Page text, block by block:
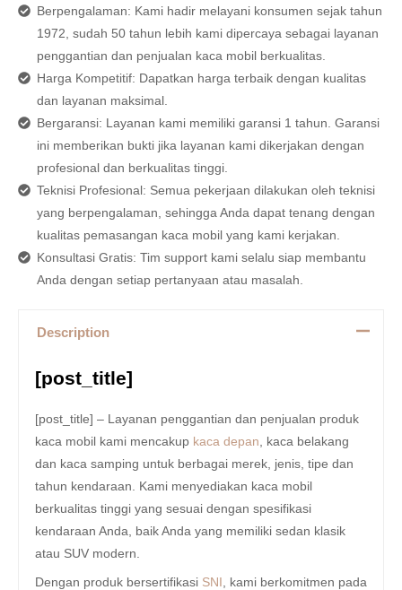
Berpengalaman: Kami hadir melayani konsumen sejak tahun
1972, sudah 50 tahun lebih kami dipercaya sebagai layanan
penggantian dan penjualan kaca mobil berkualitas.
Harga Kompetitif: Dapatkan harga terbaik dengan kualitas
dan layanan maksimal.
Bergaransi: Layanan kami memiliki garansi 1 tahun. Garansi
ini memberikan bukti jika layanan kami dikerjakan dengan
profesional dan berkualitas tinggi.
Teknisi Profesional: Semua pekerjaan dilakukan oleh teknisi
yang berpengalaman, sehingga Anda dapat tenang dengan
kualitas pemasangan kaca mobil yang kami kerjakan.
Konsultasi Gratis: Tim support kami selalu siap membantu
Anda dengan setiap pertanyaan atau masalah.
Description
[post_title]
[post_title] – Layanan penggantian dan penjualan produk
kaca mobil kami mencakup kaca depan , kaca belakang
dan kaca samping untuk berbagai merek, jenis, tipe dan
tahun kendaraan. Kami menyediakan kaca mobil
berkualitas tinggi yang sesuai dengan spesifikasi
kendaraan Anda, baik Anda yang memiliki sedan klasik
atau SUV modern.
Dengan produk bersertifikasi SNI
, kami berkomitmen pada